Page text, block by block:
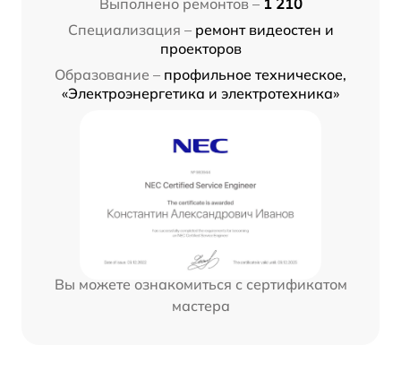
Специализация – ремонт видеостен и
проекторов
Образование – профильное техническое,
«Электроэнергетика и электротехника»
Вы можете ознакомиться с сертификатом
мастера